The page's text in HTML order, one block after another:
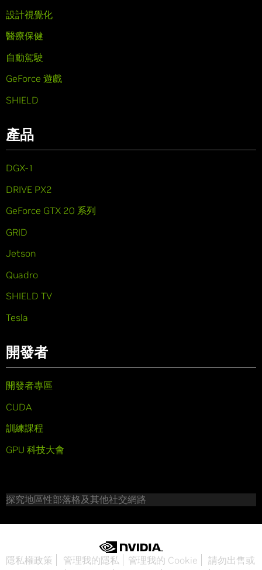
設計視覺化
醫療保健
自動駕駛
GeForce 遊戲
SHIELD
產品
DGX-1
DRIVE PX2
GeForce GTX 20 系列
GRID
Jetson
Quadro
SHIELD TV
Tesla
開發者
開發者專區
CUDA
訓練課程
GPU 科技大會
探究地區性部落格及其他社交網路
隱私權政策 管理我的隱私 管理我的 Cookie
請勿出售或